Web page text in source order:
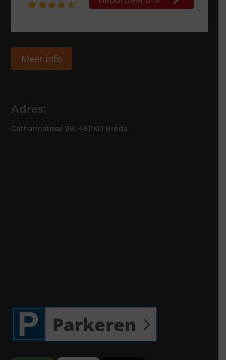
Meer info
Adres:
Catharinatraat 9B, 4811XD Breda
Parkeren